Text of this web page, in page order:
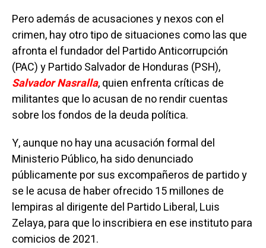
Pero además de acusaciones y nexos con el
crimen, hay otro tipo de situaciones como las que
afronta el fundador del Partido Anticorrupción
(PAC) y Partido Salvador de Honduras (PSH),
Salvador Nasralla, quien enfrenta críticas de
militantes que lo acusan de no rendir cuentas
sobre los fondos de la deuda política.
Y, aunque no hay una acusación formal del
Ministerio Público, ha sido denunciado
públicamente por sus excompañeros de partido y
se le acusa de haber ofrecido 15 millones de
lempiras al dirigente del Partido Liberal, Luis
Zelaya, para que lo inscribiera en ese instituto para
comicios de 2021.